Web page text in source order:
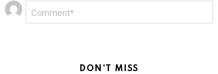
Leave
a
Reply
DON'T MISS